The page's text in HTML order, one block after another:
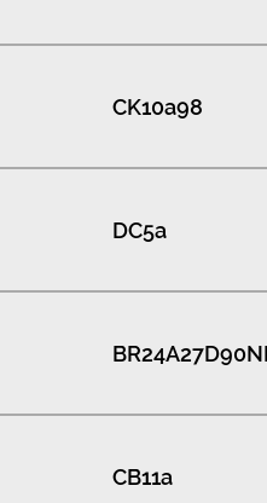
CK10a98
DC5a
CB11a